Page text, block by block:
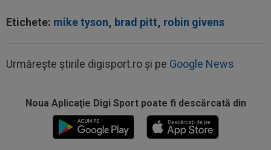
Etichete: mike tyson, brad pitt, robin givens
Urmărește știrile digisport.ro și pe Google News
Noua Aplicaţie Digi Sport poate fi descărcată din
Prima reacție a lui Ovidiu Burcă, după ce
Cosmin Matei a fost suspendat pentru...